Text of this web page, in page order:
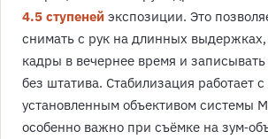
4.5 ступеней экспозиции. Это
снимать с рук на длинных выдержках,
кадры в вечернее время и
без штатива. Стабилизация работает
установленным объективом системы
особенно важно при съёмке на